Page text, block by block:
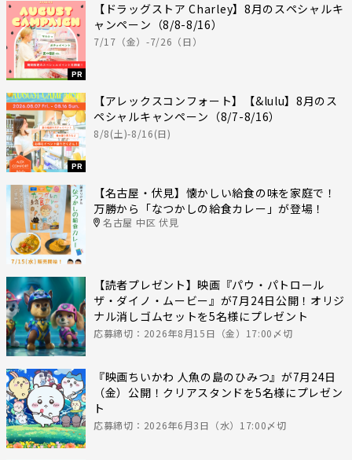
PR
【ドラッグストア Charley】8月のスペシャルキ
ャンペーン（8/8-8/16）
7/17（金）-7/26（日）
PR
【アレックスコンフォート】【&lulu】8月のス
ペシャルキャンペーン（8/7-8/16）
8/8(土)-8/16(日)
【名古屋・伏見】懐かしい給食の味を家庭で！
万勝から「なつかしの給食カレー」が登場！
名古屋 中区 伏見
【読者プレゼント】映画『パウ・パトロール
ザ・ダイノ・ムービー』が7月24日公開！オリジ
ナル消しゴムセットを5名様にプレゼント
応募締切：2026年8月15日（金）17:00〆切
『映画ちいかわ 人魚の島のひみつ』が7月24日
（金）公開！クリアスタンドを5名様にプレゼン
ト
応募締切：2026年6月3日（水）17:00〆切